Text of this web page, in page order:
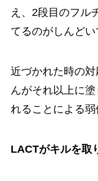
え、2段目のフル
てるのがしんどい
近づかれた時の
んがそれ以上に
れることによる弱
LACTがキルを取